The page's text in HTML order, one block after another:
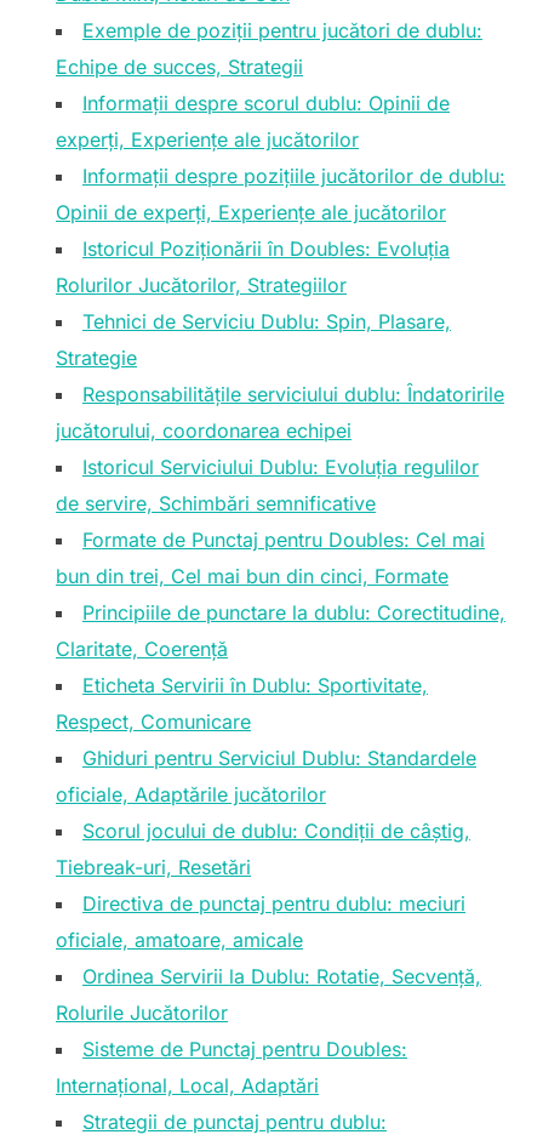
Exemple de poziții pentru jucători de dublu:
Echipe de succes, Strategii
Informații despre scorul dublu: Opinii de
experți, Experiențe ale jucătorilor
Informații despre pozițiile jucătorilor de dublu:
Opinii de experți, Experiențe ale jucătorilor
Istoricul Poziționării în Doubles: Evoluția
Rolurilor Jucătorilor, Strategiilor
Tehnici de Serviciu Dublu: Spin, Plasare,
Strategie
Responsabilitățile serviciului dublu: Îndatoririle
jucătorului, coordonarea echipei
Istoricul Serviciului Dublu: Evoluția regulilor
de servire, Schimbări semnificative
Formate de Punctaj pentru Doubles: Cel mai
bun din trei, Cel mai bun din cinci, Formate
Principiile de punctare la dublu: Corectitudine,
Claritate, Coerență
Eticheta Servirii în Dublu: Sportivitate,
Respect, Comunicare
Ghiduri pentru Serviciul Dublu: Standardele
oficiale, Adaptările jucătorilor
Scorul jocului de dublu: Condiții de câștig,
Tiebreak-uri, Resetări
Directiva de punctaj pentru dublu: meciuri
oficiale, amatoare, amicale
Ordinea Servirii la Dublu: Rotatie, Secvență,
Rolurile Jucătorilor
Sisteme de Punctaj pentru Doubles:
Internațional, Local, Adaptări
Strategii de punctaj pentru dublu: